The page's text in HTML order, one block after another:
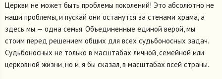
Церкви не может быть проблемы поколений! Это абсолютно не
наши проблемы, и пускай они останутся за стенами храма, а
здесь мы — одна семья. Объединенные единой верой, мы
стоим перед решением общих для всех судьбоносных задач.
Судьбоносных не только в масштабах личной, семейной или
церковной жизни, но и, я бы сказал, в масштабах всей страны.